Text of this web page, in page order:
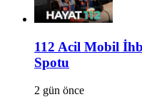
112 Acil Mobil
Spotu
2 gün önce